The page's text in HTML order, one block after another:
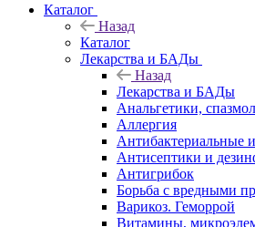
Каталог
Назад
Каталог
Лекарства и БАДы
Назад
Лекарства и БАДы
Анальгетики,
Аллергия
Антибактериальные
Антисептики и
Антигрибок
Борьба с вредными
Варикоз. Геморрой
Витамины,